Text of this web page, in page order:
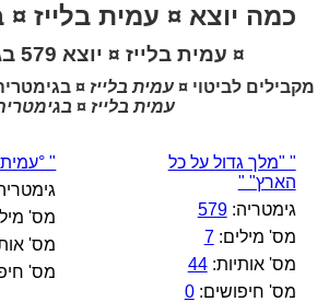
כמה יוצא ¤ עמית בלייז
¤ עמית בלייז ¤ יוצא 579 בגימטריה
מקבילים לביטוי¤ עמית בלייז ¤
עמית בלייז ¤
" "מלך גדול על כל
הארץ" "
גימטריה:579
מס' מילים:7
מס' אותיות:44
מס' חיפושים:0
" °עמית
מס'
מס'
מס'